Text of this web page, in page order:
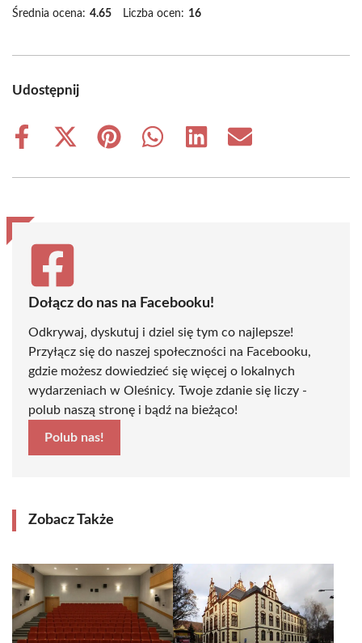
Średnia ocena: 4.65 Liczba ocen: 16
Udostępnij
Share
Share
(Twitter)
Share
Share
Share
Share
Dołącz do nas na Facebooku!
Odkrywaj, dyskutuj i dziel się tym co najlepsze!
Przyłącz się do naszej społeczności na Facebooku,
gdzie możesz dowiedzieć się więcej o lokalnych
wydarzeniach w Oleśnicy. Twoje zdanie się liczy -
polub naszą stronę i bądź na bieżąco!
Polub nas!
Zobacz Także